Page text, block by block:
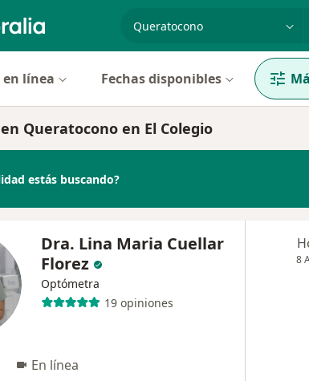
línea Fechas disponibles
Queratocono en El Colegio
estás buscando?
Dra. Lina Maria Cuellar
Florez
Optómetra
19 opiniones
En línea
8